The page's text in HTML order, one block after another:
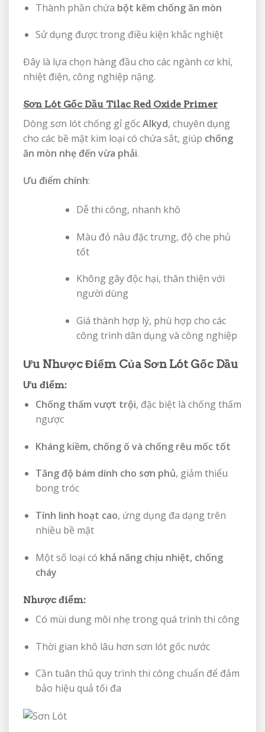
Thành phần chứa bột kẽm chống ăn mòn
Sử dụng được trong điều kiện khắc nghiệt
Đây là lựa chọn hàng đầu cho các ngành cơ khí,
nhiệt điện, công nghiệp nặng.
Sơn Lót Gốc Dầu Tilac Red Oxide Primer
Dòng sơn lót chống gỉ gốcAlkyd, chuyên dụng
cho các bề mặt kim loại có chứa sắt, giúp chống
ăn mòn nhẹ đến vừa phải.
Ưu điểm chính:
Dễ thi công, nhanh khô
Màu đỏ nâu đặc trưng, độ che phủ
tốt
Không gây độc hại, thân thiện với
người dùng
Giá thành hợp lý, phù hợp cho các
công trình dân dụng và công nghiệp
Ưu Nhược Điểm Của Sơn Lót Gốc Dầu
Ưu điểm:
Chống thấm vượt trội, đặc biệt là chống thấm
ngược
Kháng kiềm, chống ố và chống rêu mốc tốt
Tăng độ bám dính cho sơn phủ, giảm thiểu
bong tróc
Tính linh hoạt cao, ứng dụng đa dạng trên
nhiều bề mặt
Một số loại có khả năng chịu nhiệt, chống
cháy
Nhược điểm:
Có mùi dung môi nhẹ trong quá trình thi công
Thời gian khô lâu hơn sơn lót gốc nước
Cần tuân thủ quy trình thi công chuẩn để đảm
bảo hiệu quả tối đa